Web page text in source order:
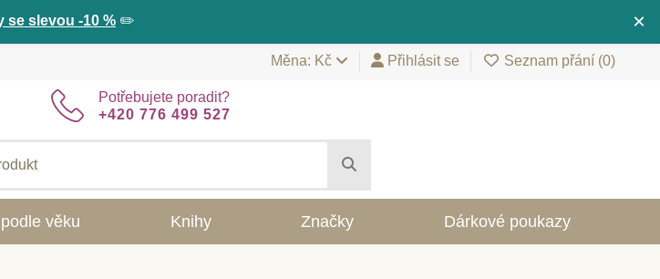
×
se slevou -10 % ✏️
Měna: Kč Přihlásit se Seznam přání (0)
Potřebujete poradit?
+420 776 499 527
věku Knihy Značky Dárkové poukazy